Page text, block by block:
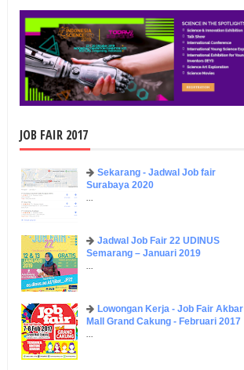
JOB FAIR 2017
Sekarang - Jadwal Job fair
Surabaya 2020
...
Jadwal Job Fair 22 UDINUS
Semarang – Januari 2019
...
Lowongan Kerja - Job Fair ​Akbar ​
Mall Grand Cakung - Februari 2017
...